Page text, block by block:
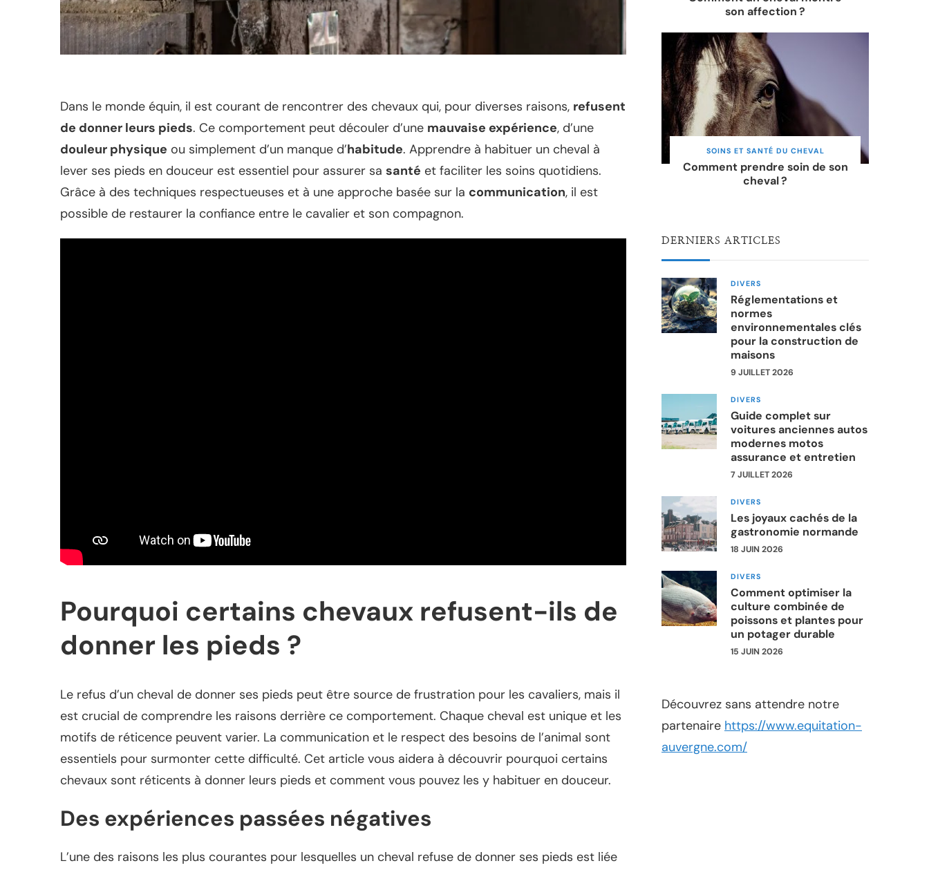
Dans le monde équin, il est courant de rencontrer des chevaux qui, pour diverses raisons, refusent
de donner leurs pieds. Ce comportement peut découler d’une mauvaise expérience, d’une
douleur physique ou simplement d’un manque d’habitude. Apprendre à habituer un cheval à
lever ses pieds en douceur est essentiel pour assurer sa santé et faciliter les soins quotidiens.
Grâce à des techniques respectueuses et à une approche basée sur la communication, il est
possible de restaurer la confiance entre le cavalier et son compagnon.
Pourquoi certains chevaux refusent-ils de
donner les pieds ?
Le refus d’un cheval de donner ses pieds peut être source de frustration pour les cavaliers, mais il
est crucial de comprendre les raisons derrière ce comportement. Chaque cheval est unique et les
motifs de réticence peuvent varier. La communication et le respect des besoins de l’animal sont
essentiels pour surmonter cette difficulté. Cet article vous aidera à découvrir pourquoi certains
chevaux sont réticents à donner leurs pieds et comment vous pouvez les y habituer en douceur.
Des expériences passées négatives
L’une des raisons les plus courantes pour lesquelles un cheval refuse de donner ses pieds est liée
son affection ?
SOINS ET SANTÉ DU CHEVAL
Comment prendre soin de son
cheval ?
DERNIERS ARTICLES
DIVERS
Réglementations et
normes
environnementales clés
pour la construction de
maisons
9 JUILLET 2026
DIVERS
Guide complet sur
voitures anciennes autos
modernes motos
assurance et entretien
7 JUILLET 2026
DIVERS
Les joyaux cachés de la
gastronomie normande
18 JUIN 2026
DIVERS
Comment optimiser la
culture combinée de
poissons et plantes pour
un potager durable
15 JUIN 2026
Découvrez sans attendre notre
partenaire https://www.equitation-
auvergne.com/